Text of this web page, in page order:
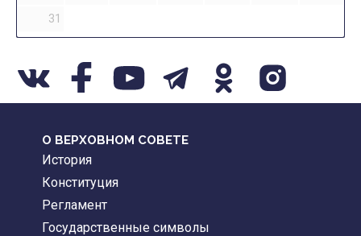
31
О ВЕРХОВНОМ СОВЕТЕ
История
Конституция
Регламент
Государственные символы